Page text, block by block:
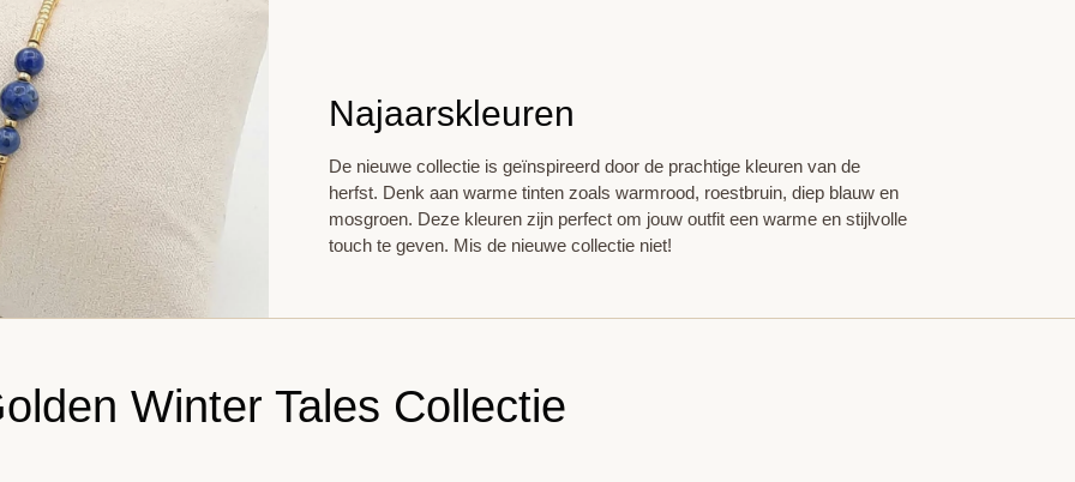
Najaarskleuren
De nieuwe collectie is geïnspireerd door de prachtige kleuren van de
herfst. Denk aan warme tinten zoals warmrood, roestbruin, diep blauw en
mosgroen. Deze kleuren zijn perfect om jouw outfit een warme en stijlvolle
touch te geven. Mis de nieuwe collectie niet!
Winter Tales Collectie